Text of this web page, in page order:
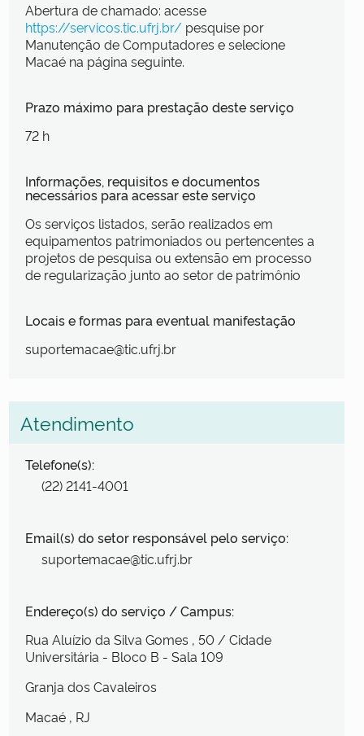
Abertura de chamado: acesse
https://servicos.tic.ufrj.br/ pesquise por
Manutenção de Computadores e selecione
Macaé na página seguinte.
Prazo máximo para prestação deste serviço
72 h
Informações, requisitos e documentos
necessários para acessar este serviço
Os serviços listados, serão realizados em
equipamentos patrimoniados ou pertencentes a
projetos de pesquisa ou extensão em processo
de regularização junto ao setor de patrimônio
Locais e formas para eventual manifestação
suportemacae@tic.ufrj.br
Atendimento
Telefone(s):
(22) 2141-4001
Email(s) do setor responsável pelo serviço:
suportemacae@tic.ufrj.br
Endereço(s) do serviço / Campus:
Rua Aluízio da Silva Gomes , 50 / Cidade
Universitária - Bloco B - Sala 109
Granja dos Cavaleiros
Macaé , RJ